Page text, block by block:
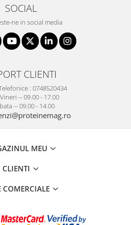
SOCIAL
ne in social media
CLIENTI
: 0748520434
-- 09.00 - 17.00
-- 09.00 - 14.00
MEU
CLIENTI
COMERCIALE